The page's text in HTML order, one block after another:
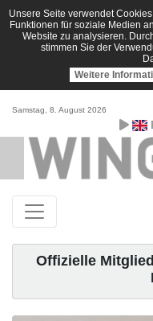
Unsere Seite verwendet
Funktionen für soziale Medien
Website zu analysieren.
stimmen Sie der
Weitere
Samstag, 8. August 2026
Offizielle